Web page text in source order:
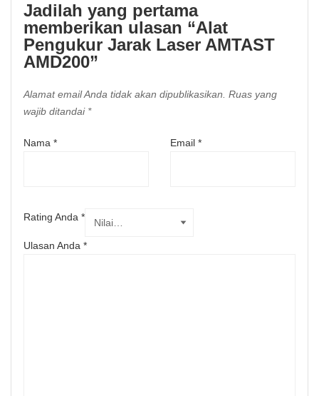
Jadilah yang pertama
memberikan ulasan “Alat
Pengukur Jarak Laser AMTAST
AMD200”
Alamat email Anda tidak akan dipublikasikan. Ruas yang
wajib ditandai *
Nama * Email *
Rating Anda *
Ulasan Anda *